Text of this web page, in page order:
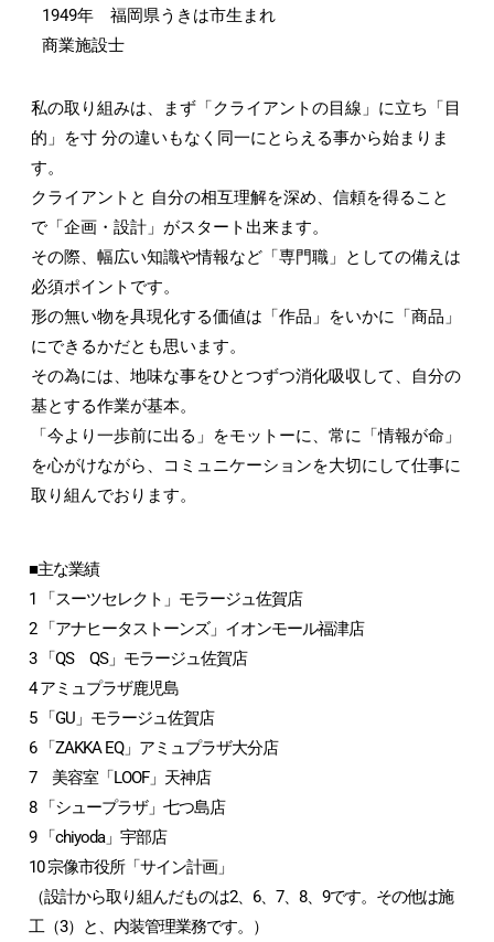
1949年 福岡県うきは市生まれ
商業施設士
私の取り組みは、まず「クライアントの目線」に立ち「目
的」を寸 分の違いもなく同一にとらえる事から始まりま
す。
クライアントと 自分の相互理解を深め、信頼を得ること
で「企画・設計」がスタート出来ます。
その際、幅広い知識や情報など「専門職」としての備えは
必須ポイントです。
形の無い物を具現化する価値は「作品」をいかに「商品」
にできるかだとも思います。
その為には、地味な事をひとつずつ消化吸収して、自分の
基とする作業が基本。
「今より一歩前に出る」をモットーに、常に「情報が命」
を心がけながら、コミュニケーションを大切にして仕事に
取り組んでおります。
■主な業績
1 「スーツセレクト」モラージュ佐賀店
2 「アナヒータストーンズ」イオンモール福津店
3 「QS QS」モラージュ佐賀店
4 アミュプラザ鹿児島
5 「GU」モラージュ佐賀店
6 「ZAKKA EQ」アミュプラザ大分店
7 美容室「LOOF」天神店
8 「シュープラザ」七つ島店
9 「chiyoda」宇部店
10 宗像市役所「サイン計画」
（設計から取り組んだものは2、6、7、8、9です。その他は施
工（3）と、内装管理業務です。）